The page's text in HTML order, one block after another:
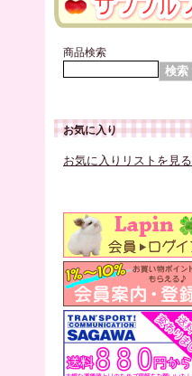
商品検索
お気に入り
お気に入りリストを見る